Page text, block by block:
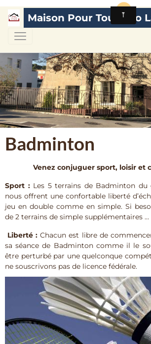
Maison Pour Tous Léo
Badminton
Venez conjuguer sport, loisir et
Sport :Les 5 terrains de Badminton du
nous offrent une confortable liberté
jeu en double comme en simple. Si
de 2 terrains de simple supplémentaires …
Liberté : Chacun est libre de
sa séance de Badminton comme il le
être perturbé par une quelconque
ne souscrivons pas de licence fédérale.